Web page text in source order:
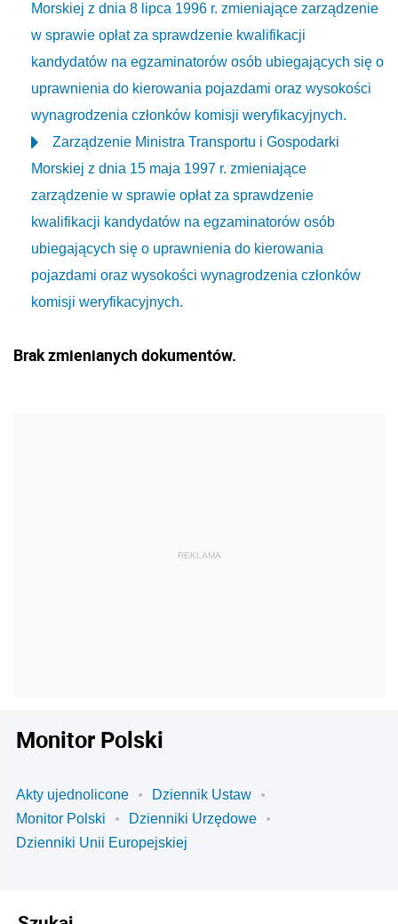
Morskiej z dnia 8 lipca 1996 r. zmieniające zarządzenie
w sprawie opłat za sprawdzenie kwalifikacji
kandydatów na egzaminatorów osób ubiegających się o
uprawnienia do kierowania pojazdami oraz wysokości
wynagrodzenia członków komisji weryfikacyjnych.
Zarządzenie Ministra Transportu i Gospodarki
Morskiej z dnia 15 maja 1997 r. zmieniające
zarządzenie w sprawie opłat za sprawdzenie
kwalifikacji kandydatów na egzaminatorów osób
ubiegających się o uprawnienia do kierowania
pojazdami oraz wysokości wynagrodzenia członków
komisji weryfikacyjnych.
Brak zmienianych dokumentów.
Monitor Polski
Akty ujednolicone
Dziennik Ustaw
Monitor Polski
Dzienniki Urzędowe
Dzienniki Unii Europejskiej